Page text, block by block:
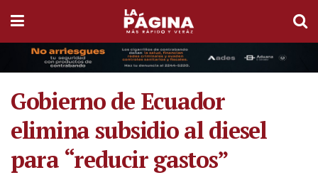
Gobierno de Ecuador
elimina subsidio al diesel
para “reducir gastos”